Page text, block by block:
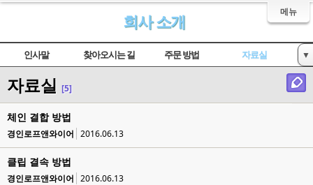
메뉴
회사 소개
인사말 찾아오시는 길 주문 방법 자료실 ▼
자료실 [5]
체인 결합 방법
경인로프앤와이어 2016.06.13
클립 결속 방법
경인로프앤와이어 2016.06.13